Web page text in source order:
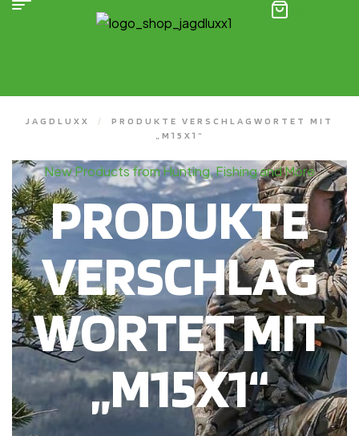
JAGDLUXX /
PRODUKTE VERSCHLAGWORTET MIT
„M15X1“
New Products from Hunting, Fishing and More
PRODUKTE
VERSCHLAG
WORTET MIT
„M15X1“